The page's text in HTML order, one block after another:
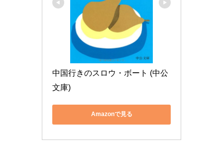
中国行きのスロウ・ボート (中公
文庫)
Amazonで見る